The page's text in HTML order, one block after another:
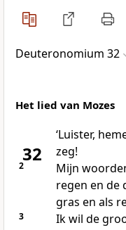
Deuteronomium 32
Het lied van Mozes
32
‘Luister,
zeg!
2
Mijn
regen en de
gras en als
3 Ik wil de